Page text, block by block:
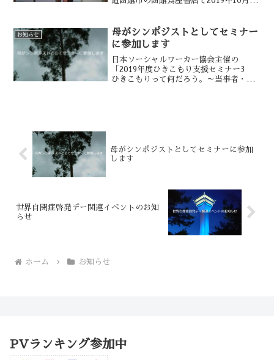
していただける予定になりました。同名
の大規模イベン...
お知らせ
母がシンポジストとしてセミナー
に参加します
日本ソーシャルワーカー協会主催の
「2019年度ひきこもり支援セミナー3
ひきこもりって何だろう。～当事者・家
母がシンポジストとしてセミナーに参加
します
世界自閉症啓発デー関連イベントのお知
らせ
ホーム お知らせ
PVランキング参加中